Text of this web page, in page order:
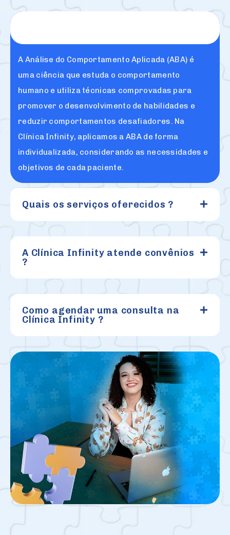
A Análise do Comportamento Aplicada (ABA) é
uma ciência que estuda o comportamento
humano e utiliza técnicas comprovadas para
promover o desenvolvimento de habilidades e
reduzir comportamentos desafiadores. Na
Clínica Infinity, aplicamos a ABA de forma
individualizada, considerando as necessidades e
objetivos de cada paciente.
Quais os serviços oferecidos ?
A Clínica Infinity atende convênios
?
Como agendar uma consulta na
Clínica Infinity ?